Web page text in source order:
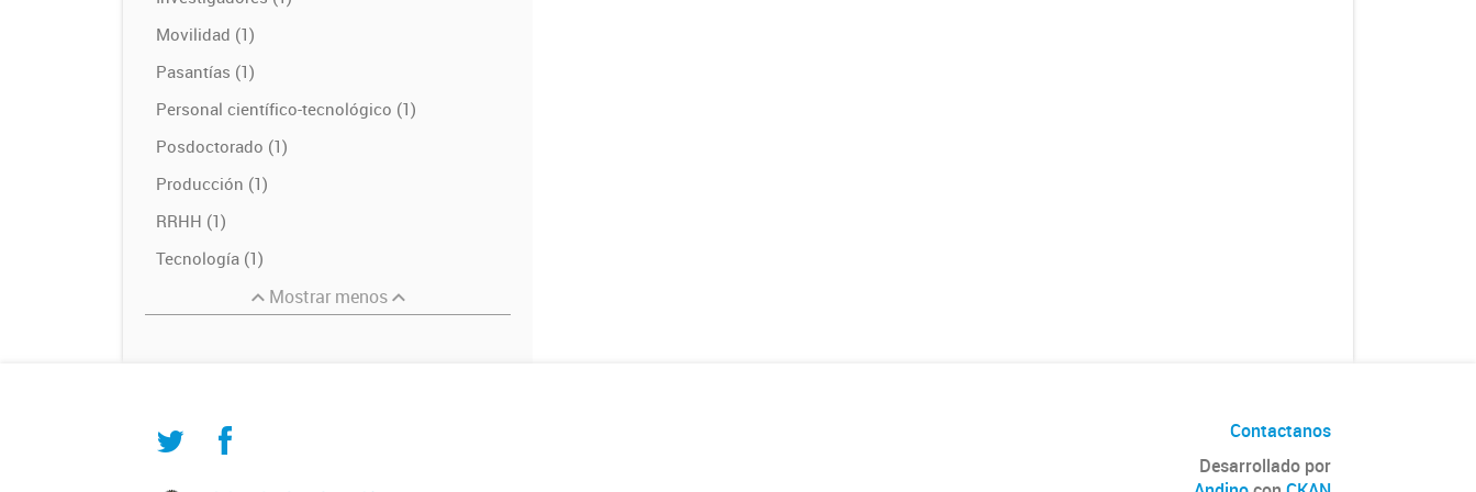
Movilidad (1)
Pasantías (1)
Personal científico-tecnológico (1)
Posdoctorado (1)
Producción (1)
RRHH (1)
Tecnología (1)
Mostrar menos
Contactanos
Desarrollado por